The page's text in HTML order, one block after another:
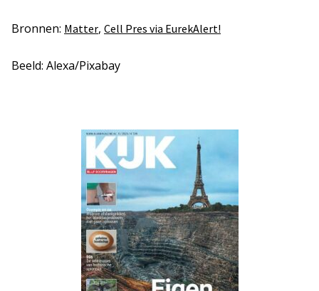
Bronnen: Matter, Cell Pres via EurekAlert!
Beeld: Alexa/Pixabay